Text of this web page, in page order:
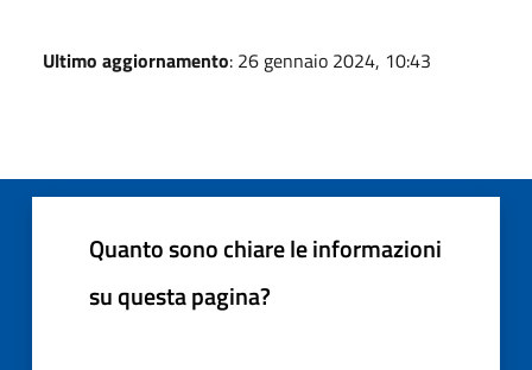
Ultimo aggiornamento: 26 gennaio 2024, 10:43
Quanto sono chiare le informazioni
su questa pagina?